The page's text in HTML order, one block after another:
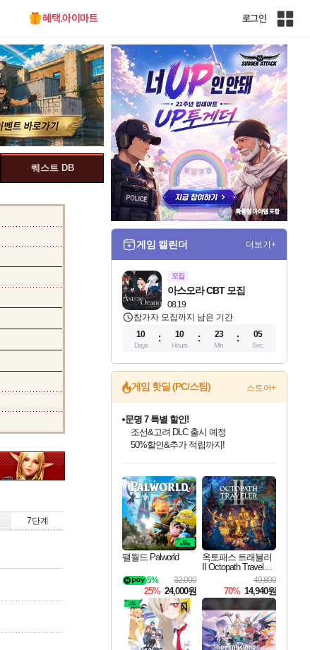
혜택.아이마트 로그인
인
전
사
이
트
퀘스트 DB
7단계
게임 캘린더 더보기+
모집
08.19
아스오라 CBT 모집
참가자 모집까지 남은 기간
10
Days
10
Hours
23
Min
04
Sec
게임 핫딜 (PC/스팀) 스토어+
최대 90% 할인가를 만나보세요!
네이버혜택과 함께 만나보세요!
50%할인&추가 적립까지!
마블 투혼 파이팅 소울즈 정식출시!
마블 히어로 총 출동&화려한 격투!
네이버 포인트 혜택까지!
이니&베니 혜택까지!
네이버 혜택가와 함께 예약하세요!
할인&네이버혜택으로 만나보세요!
네이버페이 혜택과 만나보세요!
40주년 프로모션으로 만나보세요!
할인가에 만나보세요!
일부 에디션 상시 할인!
혜택으로 예약 판매 중
편안하게 충전하세요
팰월드 Palworld
32,000
5%
25% 24,000원
옥토패스 트래블러
II Octopath Traveler I
49,800
70% 14,940원